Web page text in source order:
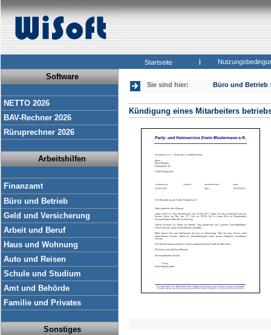
Startseite |
Software
NETTO 2026
BAV-Rechner 2026
Rüruprechner 2026
Arbeitshilfen
Finanzamt
Büro und Betrieb
Geld und Versicherung
Arbeit und Beruf
Haus und Wohnung
Auto und Reisen
Schule und Studium
Amt und Behörde
Familie und Privates
Sonstiges
Sie sind hier: Büro und Betrieb
Kündigung eines Mitarbeiters